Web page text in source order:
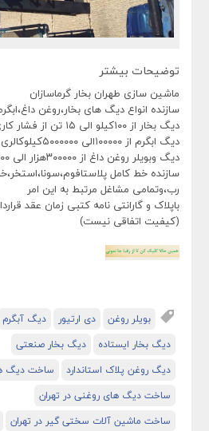
توضیحات بیشتر
ماشین سازی طهران بخار گرماسازان
سازنده انواع دیگ های بخار،روغن
دیگ بخار از ۱۰۰کیلو الی ۱۵ تن از فشار کاری ۳بار الی ۱۲ بار
دیگ ابگرم از ۱۰۰۰۰۰الی ۵۰۰۰۰۰۰کیلوکالری
دیگ وبویلر روغن داغ از ۳۰۰۰۰۰هزار الی ۶۰۰۰۰۰۰کیلوکالری
سازنده خط کامل
رب،وتمامی مشاغل مرتبط به این امر
باپلاک و گارانتی نامه کتبی زمان عقد
(کیفیت اتفاقی نیست)
بویلر روغن دی ارتیور دیگ آبگرم
دیگ بخار ایستاده
دیگ بخار صنعتی
دیگ روغن پلاک استاندارد
ساخت دیگ
ساخت دیگ های روغنی در تهران
ساخت ماشین آلات سختی گیر در تهران